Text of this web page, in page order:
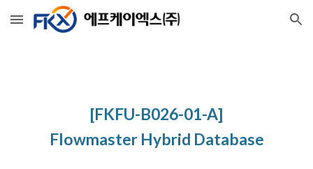
Skip to main content Skip to navigation
[FKFU-B026-01-A]
Flowmaster Hybrid Database